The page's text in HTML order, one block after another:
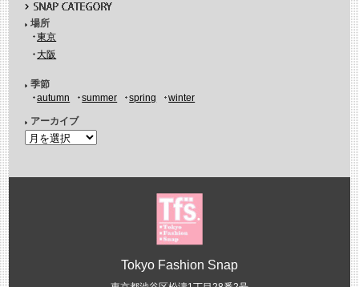
場所
東京
大阪
季節
autumn
summer spring winter
アーカイブ
Tokyo Fashion Snap